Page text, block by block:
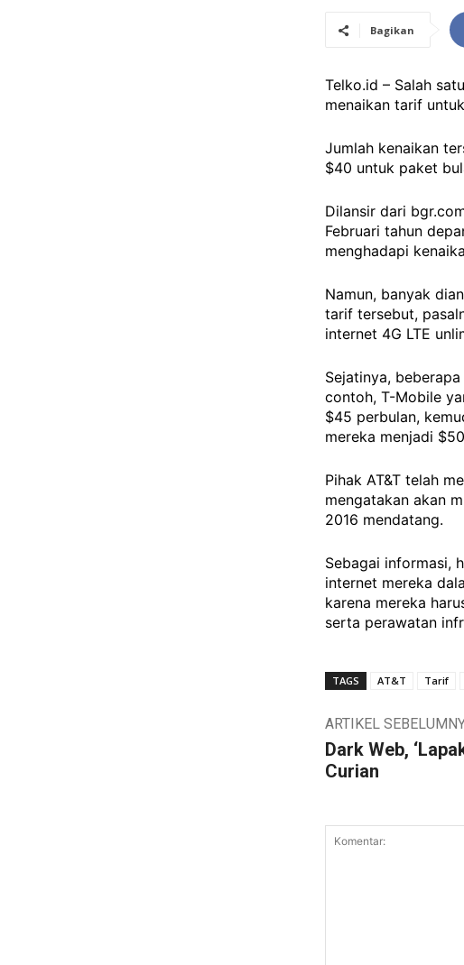
Bagikan
Telko.id – Salah
menaikan tarif
Jumlah kenaikan
$40 untuk paket
Dilansir dari
Februari tahun
menghadapi
Namun, banyak
tarif tersebut,
internet 4G LTE
Sejatinya,
contoh, T-Mobile
$45 perbulan,
mereka menjadi
Pihak AT&T telah
mengatakan akan
2016 mendatang.
Sebagai informasi,
internet mereka
karena mereka
serta perawatan
TAGS AT&T Tarif
ARTIKEL
Dark Web,
Curian